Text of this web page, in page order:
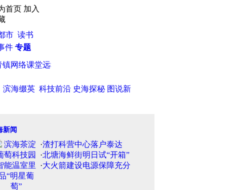
首页 加入
市 读书
件 专题
络课堂远程传授农民技术
滨海缀英 科技前沿 史海探秘 图说新
新闻
·渣打科营中心落户泰达
·北塘海鲜街明日试“开箱”
·大火箭建设电源保障充分